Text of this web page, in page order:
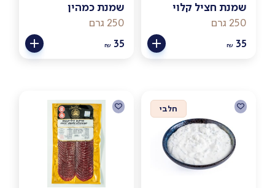
שמנת חציל קלוי
250 גרם
₪ 35
שמנת כמהין
250 גרם
₪ 35
חלבי